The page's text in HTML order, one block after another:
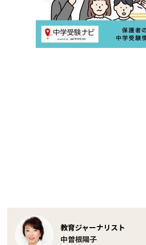
教育ジャーナリスト
中曽根陽子